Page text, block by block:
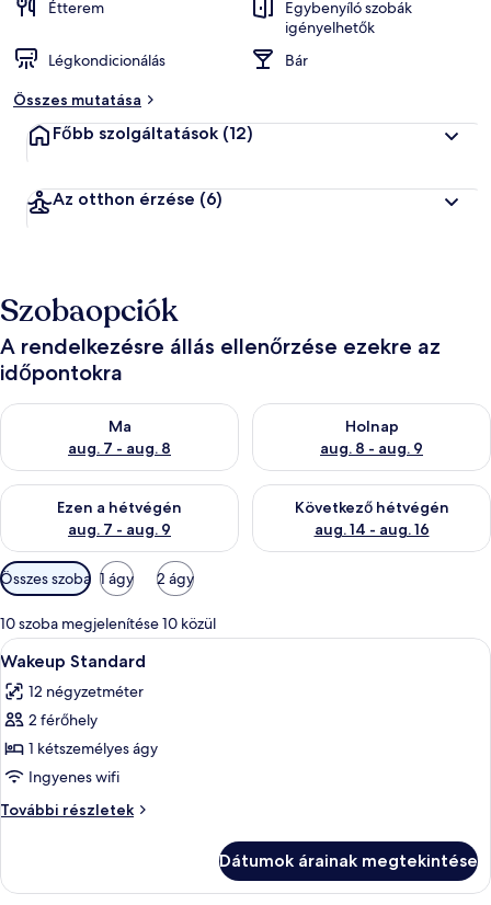
Étterem
Egybenyíló szobák
igényelhetők
Légkondicionálás
Bár
Összes mutatása
Főbb szolgáltatások (12)
Az otthon érzése (6)
Szobaopciók
A rendelkezésre állás ellenőrzése ezekre az
időpontokra
Ma
aug. 7 - aug. 8
A ma esti rendelkezésre állás ellenőrzése: aug. 7 - aug. 8
Holnap
aug. 8 - aug. 9
A holnapi rendelkezésre állás
Ezen a hétvégén
aug. 7 - aug. 9
A mostani hétvégi rendelkezésre állás ellenőrzése: aug. 7 -
Következő hétvégén
aug. 14 - aug. 16
A következő hétvégi
Szobákhoz
rendelkezésre
álló
szűrők
Összes szoba 1 ágy 2 ágy
10 szoba megjelenítése 10 közül
A
következő
szoba
összes
képének
megtekintése:
Wakeup
Standard
Egy szállodai szoba, amelyben ágy,
11
Wakeup Standard
12 négyzetméter
2 férőhely
1 kétszemélyes ágy
Ingyenes wifi
További részletek
Wakeup
Dátumok árainak megtekintése